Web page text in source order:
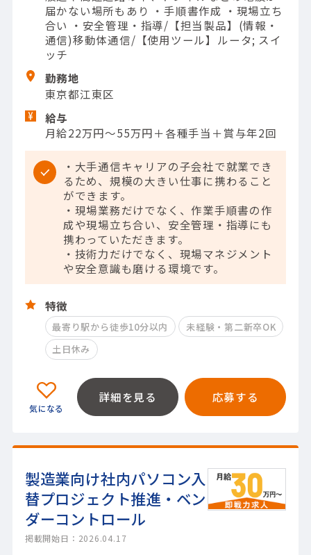
届かない場所もあり ・手順書作成 ・現場立ち
合い ・安全管理・指導/【担当製品】(情報・
通信)移動体通信/【使用ツール】ルータ; スイ
ッチ
勤務地
東京都江東区
給与
月給22万円～55万円＋各種手当＋賞与年2回
・大手通信キャリアの子会社で就業でき
るため、規模の大きい仕事に携わること
ができます。
・現場業務だけでなく、作業手順書の作
成や現場立ち合い、安全管理・指導にも
携わっていただきます。
・技術力だけでなく、現場マネジメント
や安全意識も磨ける環境です。
特徴
最寄り駅から徒歩10分以内
未経験・第二新卒OK
土日休み
詳細を見る 応募する
製造業向け社内パソコン入
替プロジェクト推進・ベン
ダーコントロール
掲載開始日：2026.04.17